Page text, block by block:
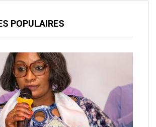
POPULAIRES